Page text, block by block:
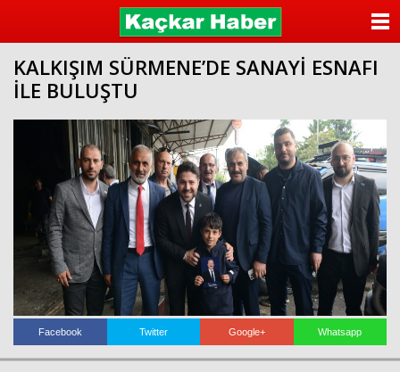
KALKIŞIM SÜRMENE’DE SANAYİ ESNAFI
İLE BULUŞTU
Facebook Twitter Google+ Whatsapp
ANASAYFA
KATEGORİLER
ANKETLER
FOTO GALERİ
VİDEO GALERİ
KÜNYE